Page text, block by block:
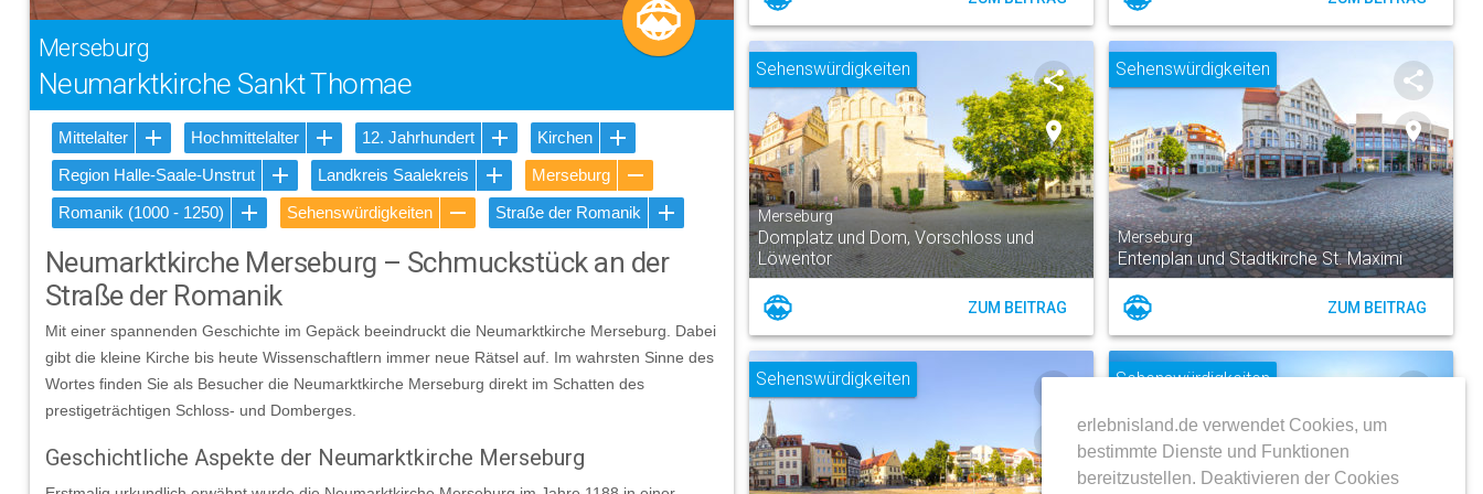
erlebnisland.de verwendet Cookies, um
bestimmte Dienste und Funktionen
bereitzustellen. Deaktivieren der Cookies
Merseburg
Neumarktkirche Sankt Thomae
Mittelalter Hochmittelalter 12. Jahrhundert
Kirchen
Region Halle-Saale-Unstrut
Landkreis Saalekreis
Merseburg
Romanik (1000 - 1250)
Sehenswürdigkeiten Straße der Romanik
Neumarktkirche Merseburg – Schmuckstück an der
Straße der Romanik
Mit einer spannenden Geschichte im Gepäck beeindruckt die Neumarktkirche Merseburg. Dabei
gibt die kleine Kirche bis heute Wissenschaftlern immer neue Rätsel auf. Im wahrsten Sinne des
Wortes finden Sie als Besucher die Neumarktkirche Merseburg direkt im Schatten des
prestigeträchtigen Schloss- und Domberges.
Geschichtliche Aspekte der Neumarktkirche Merseburg
Merseburg
Domplatz und Dom, Vorschloss und
Löwentor
Sehenswürdigkeiten
share
place
ZUM BEITRAG
Merseburg
Entenplan und Stadtkirche St. Maximi
Sehenswürdigkeiten
share
place
ZUM BEITRAG
Sehenswürdigkeiten Sehenswürdigkeiten